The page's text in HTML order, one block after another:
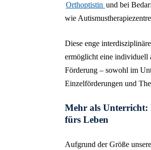
Orthoptistin und bei
wie
Diese enge
ermöglicht eine individuell
Förderung – sowohl im
Einzelförderungen und
Mehr als Unterricht:
fürs Leben
Aufgrund der Größe